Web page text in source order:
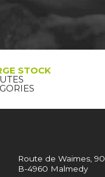
STOCK
Route de Waimes, 90
B-4960 Malmedy